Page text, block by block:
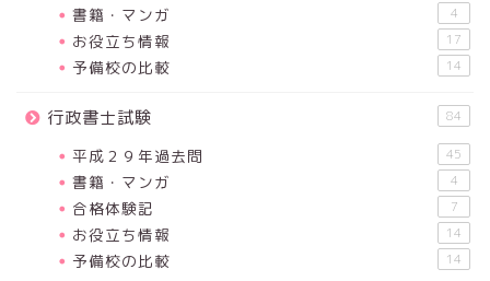
書籍・マンガ 4
お役立ち情報 17
予備校の比較 14
行政書士試験 84
平成２９年過去問 45
書籍・マンガ 4
合格体験記 7
お役立ち情報 14
予備校の比較 14